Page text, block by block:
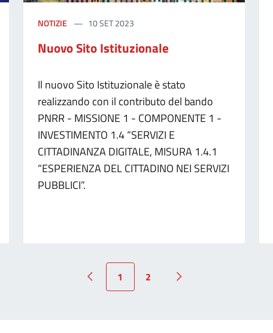
NOTIZIE 10 SET 2023
Nuovo Sito Istituzionale
Il nuovo Sito Istituzionale è stato
realizzando con il contributo del bando
PNRR - MISSIONE 1 - COMPONENTE 1 -
INVESTIMENTO 1.4 “SERVIZI E
CITTADINANZA DIGITALE, MISURA 1.4.1
“ESPERIENZA DEL CITTADINO NEI SERVIZI
PUBBLICI”.
1 2